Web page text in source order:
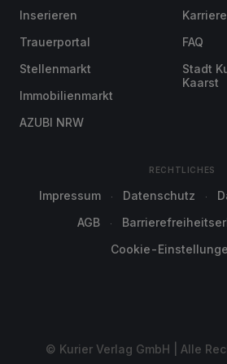
Inserieren
Trauerportal
Stellenmarkt
Immobilienmarkt
AZUBI NRW
Karriere
FAQ
Stadt
Kaarst
RECHTLICHES
Impressum Datenschutz
AGB
Cookie-
© Kurier Verlag GmbH | Alle